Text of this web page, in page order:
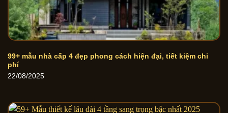
99+ mẫu nhà cấp 4 đẹp phong cách hiện đại, tiết kiệm chi
phí
22/08/2025